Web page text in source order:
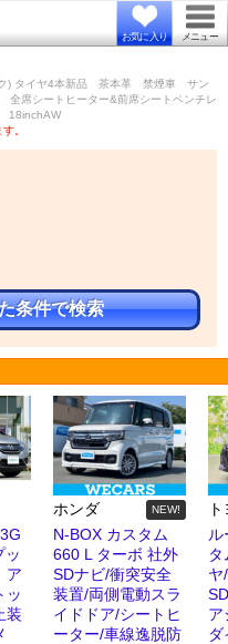
お気に入り メニュー
ク) タイヤ4本新品 茶本革 禁煙車 サン
席シートヒーター&前席シートベンチレ
18inchAW
。
条件で検索
ッ
ア
ッ
装
ホンダ NEW!
N-BOX カスタム
660 L ターボ 社外
SDナビ/衝突安全
装置/両側電動スラ
イドドア/シートヒ
ーター/車線逸脱防
ヤ
ア